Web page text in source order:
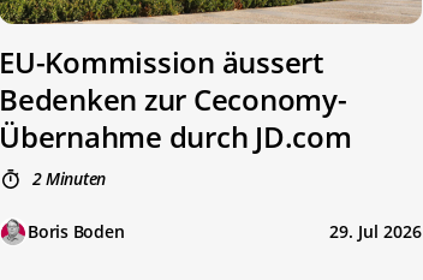
EU-Kommission äussert
Bedenken zur Ceconomy-
Übernahme durch JD.com
2 Minuten
Boris Boden 29. Jul 2026